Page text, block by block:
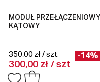
MODUŁ PRZEŁĄCZENIOWY
KĄTOWY
350,00 zł / szt
300,00 zł / szt
-14%